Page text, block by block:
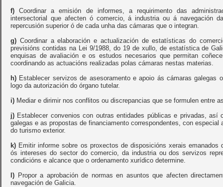
f)Coordinar a emisión de informes, a requirimento das
intersectorial que afecten ó comercio, á industria ou á navegación
repercusión superior ó de cada unha das cámaras que o integran.
g) Coordinar a elaboración e actualización de estatísticas do
previsións contidas na Lei 9/1988, do 19 de xullo, de estatística de
enquisas de avaliación e os estudos necesarios que permitan
coordinando as actuacións realizadas polas cámaras nestas materias.
h) Establecer servizos de asesoramento e apoio ás cámaras galegas
logo da autorización do órgano tutelar.
i) Mediar e dirimir nos conflitos ou discrepancias que se formulen entre
j) Establecer convenios con outras entidades públicas e privadas,
galegas e as propostas de financiamento correspondentes, con
do turismo exterior.
k) Emitir informe sobre os proxectos de disposicións xerais emanados
ós intereses do sector do comercio, da industria ou dos servizos
condicións e alcance que o ordenamento xurídico determine.
l) Propor a aprobación de normas en asuntos que afecten
navegación de Galicia.